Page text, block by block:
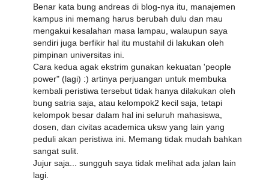
Benar kata bung andreas di blog-nya itu, manajemen
kampus ini memang harus berubah dulu dan mau
mengakui kesalahan masa lampau, walaupun saya
sendiri juga berfikir hal itu mustahil di lakukan oleh
pimpinan universitas ini.
Cara kedua agak ekstrim gunakan kekuatan 'people
power" (lagi) :) artinya perjuangan untuk membuka
kembali peristiwa tersebut tidak hanya dilakukan oleh
bung satria saja, atau kelompok2 kecil saja, tetapi
kelompok besar dalam hal ini seluruh mahasiswa,
dosen, dan civitas academica uksw yang lain yang
peduli akan peristiwa ini. Memang tidak mudah bahkan
sangat sulit.
Jujur saja... sungguh saya tidak melihat ada jalan lain
lagi.